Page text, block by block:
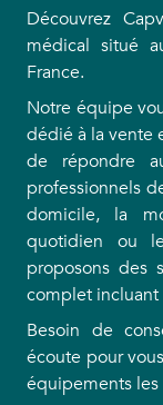
Découvrez
médical situé
France.
Notre équipe
dédié à la vente
de répondre
professionnels
domicile, la
quotidien ou
proposons des
complet incluant
Besoin de
écoute pour
équipements les